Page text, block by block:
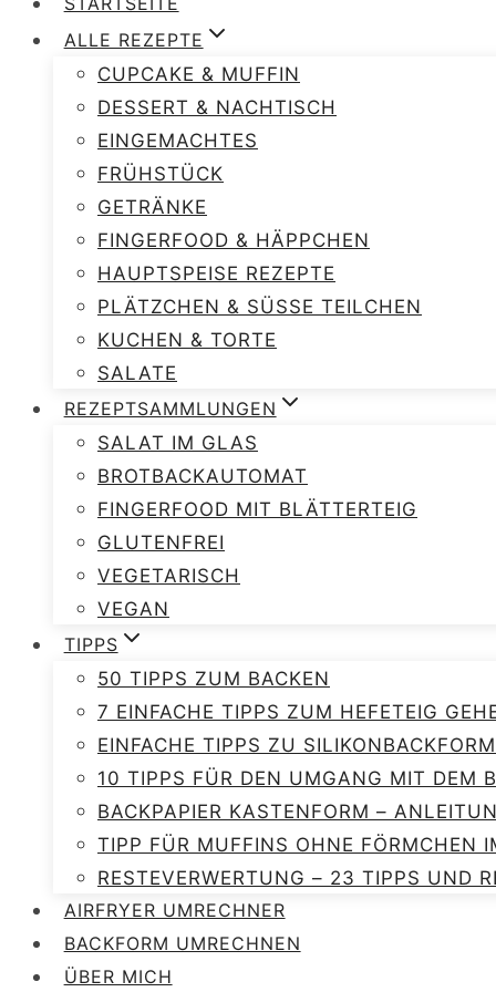
ALLE REZEPTE
CUPCAKE & MUFFIN
DESSERT & NACHTISCH
EINGEMACHTES
FRÜHSTÜCK
GETRÄNKE
FINGERFOOD & HÄPPCHEN
HAUPTSPEISE REZEPTE
PLÄTZCHEN & SÜSSE TEILCHEN
KUCHEN & TORTE
SALATE
REZEPTSAMMLUNGEN
SALAT IM GLAS
BROTBACKAUTOMAT
FINGERFOOD MIT BLÄTTERTEIG
GLUTENFREI
VEGETARISCH
VEGAN
TIPPS
50 TIPPS ZUM BACKEN
7 EINFACHE TIPPS ZUM HEFETEIG
EINFACHE TIPPS ZU
10 TIPPS FÜR DEN UMGANG MIT DEM
BACKPAPIER KASTENFORM –
TIPP FÜR MUFFINS OHNE FÖRMCHEN
RESTEVERWERTUNG – 23 TIPPS UND
AIRFRYER UMRECHNER
BACKFORM UMRECHNEN
ÜBER MICH